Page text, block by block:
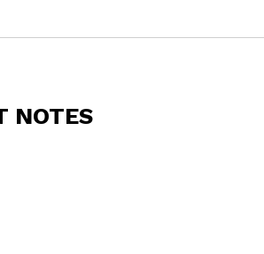
NOTES